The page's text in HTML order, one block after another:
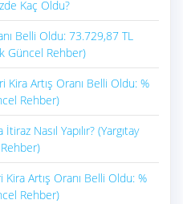
Kaç Oldu?
Belli Oldu: 73.729,87 TL
Güncel Rehber)
Artış Oranı Belli Oldu: %
Rehber)
Nasıl Yapılır? (Yargıtay
Rehber)
Artış Oranı Belli Oldu: %
Rehber)